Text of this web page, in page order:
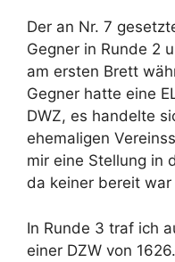
Der an Nr. 7
Gegner in Runde 2
am ersten Brett
Gegner hatte eine
DWZ, es handelte
ehemaligen
mir eine Stellung in
da keiner bereit
In Runde 3 traf ich
einer DZW von